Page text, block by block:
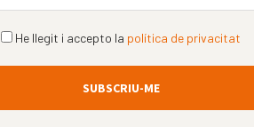
He llegit i accepto la política de privacitat